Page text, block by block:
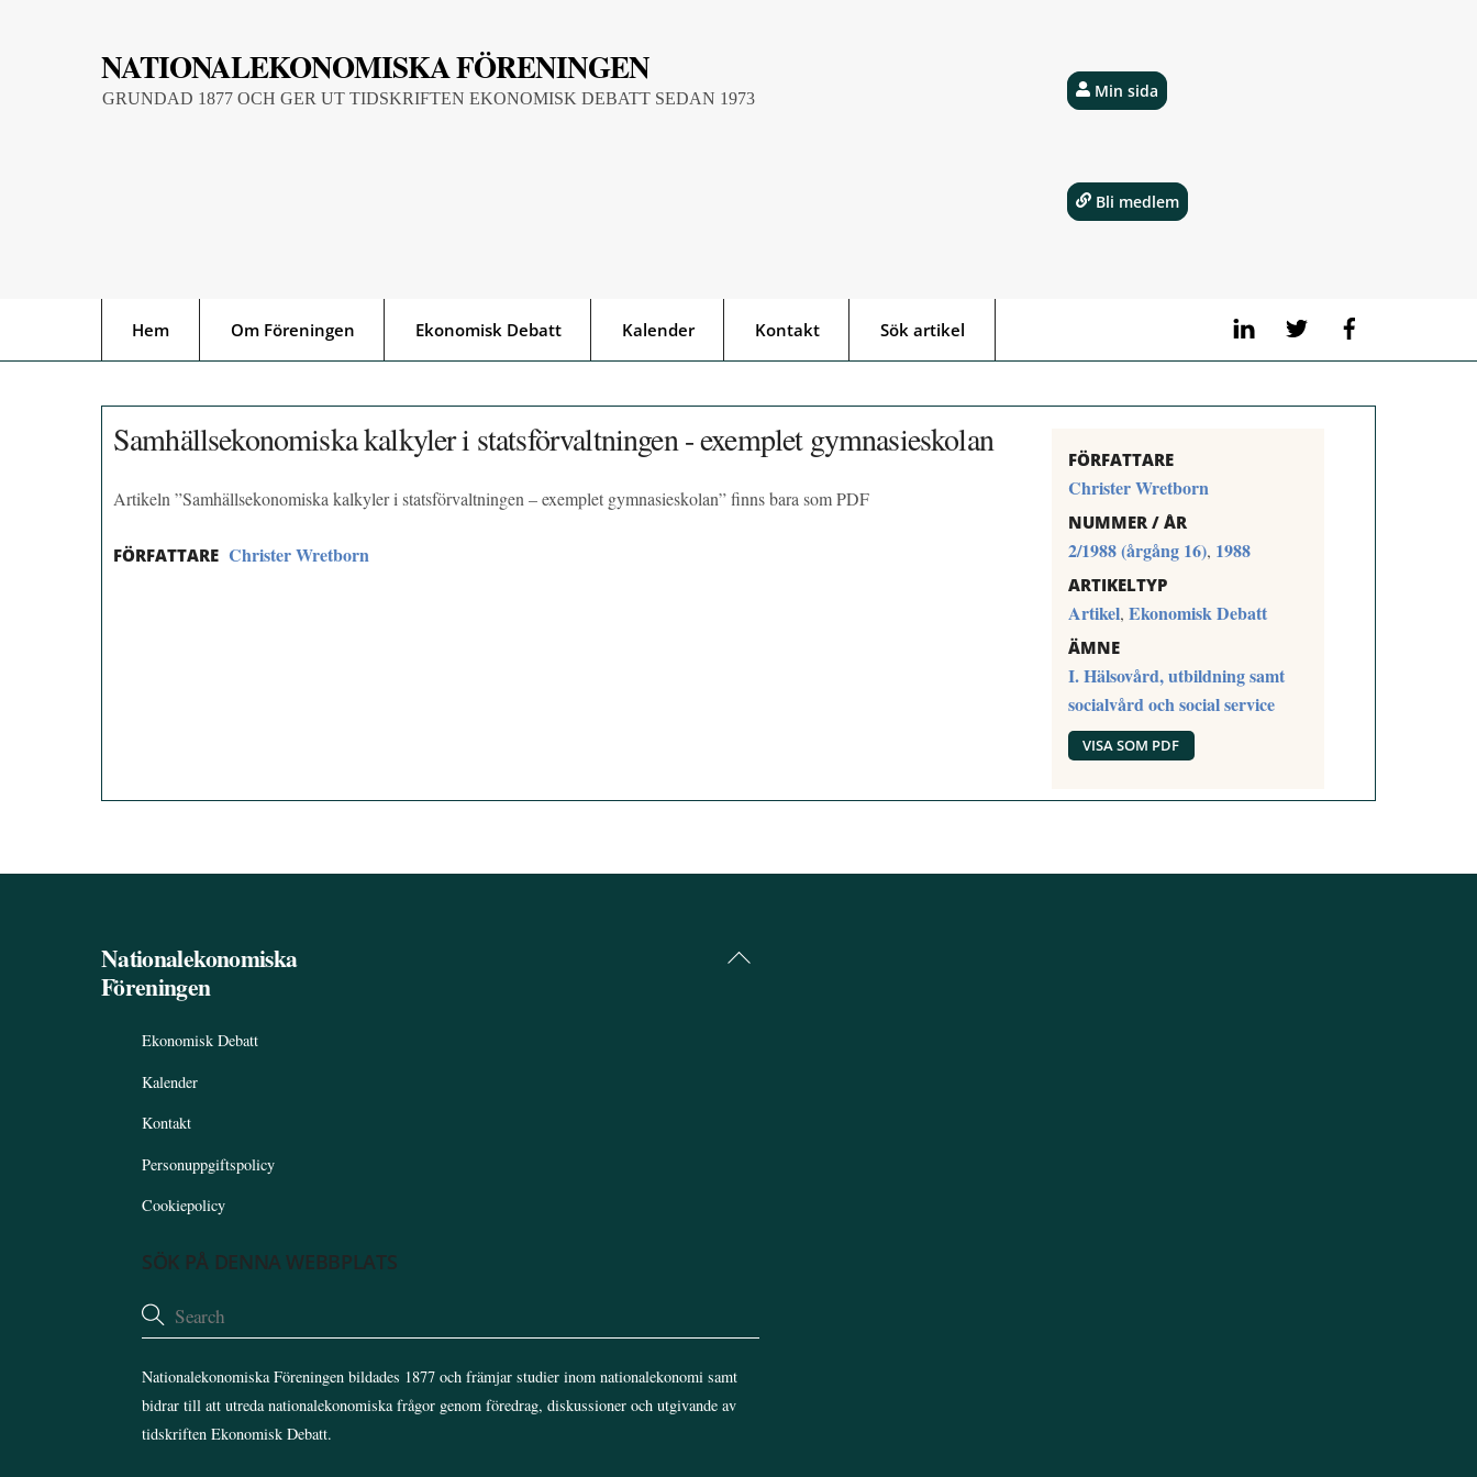
NATIONALEKONOMISKA FÖRENINGEN
GRUNDAD 1877 OCH GER UT TIDSKRIFTEN EKONOMISK DEBATT SEDAN 1973
LinkedIn Twitter
Hem Om Föreningen Ekonomisk Debatt Kalender Kontakt Sök artikel
Min sida
Bli medlem
Samhällsekonomiska kalkyler i statsförvaltningen - exemplet gymnasieskolan
Artikeln ”Samhällsekonomiska kalkyler i statsförvaltningen – exemplet gymnasieskolan” finns bara som PDF
FÖRFATTARE Christer Wretborn
FÖRFATTARE
Christer Wretborn
NUMMER / ÅR
2/1988 (årgång 16), 1988
ARTIKELTYP
Artikel, Ekonomisk Debatt
ÄMNE
I. Hälsovård, utbildning samt
socialvård och social service
VISA SOM PDF
Back
Nationalekonomiska
Föreningen
Ekonomisk Debatt
Kalender
Kontakt
Personuppgiftspolicy
Cookiepolicy
SÖK PÅ DENNA WEBBPLATS
Nationalekonomiska Föreningen bildades 1877 och främjar studier inom nationalekonomi samt
bidrar till att utreda nationalekonomiska frågor genom föredrag, diskussioner och utgivande av
tidskriften Ekonomisk Debatt.